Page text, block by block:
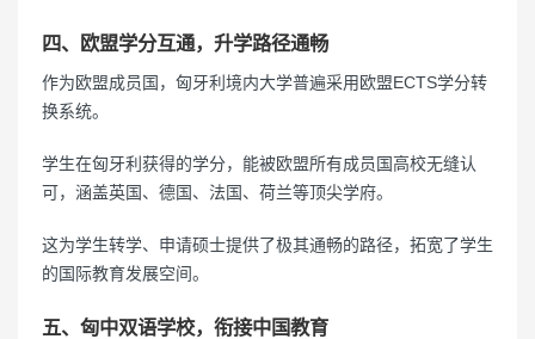
四、欧盟学分互通，升学路径通畅
作为欧盟成员国，匈牙利境内大学普遍采用欧盟ECTS学分转
换系统。
学生在匈牙利获得的学分，能被欧盟所有成员国高校无缝认
可，涵盖英国、德国、法国、荷兰等顶尖学府。
这为学生转学、申请硕士提供了极其通畅的路径，拓宽了学生
的国际教育发展空间。
五、匈中双语学校，衔接中国教育